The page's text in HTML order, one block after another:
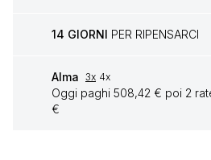
14 GIORNI PER RIPENSARCI
Alma 3x 4x
Oggi paghi 508,42 € poi 2
€